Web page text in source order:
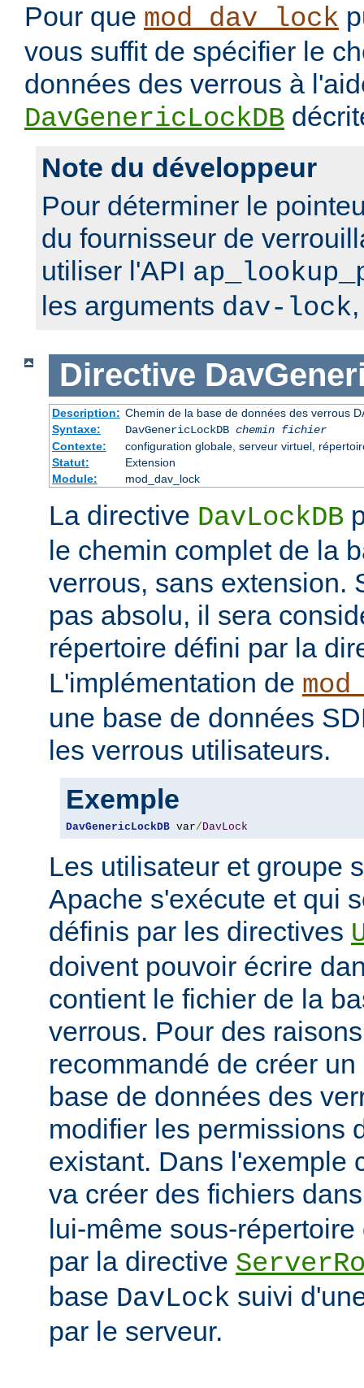
Pour que mod_dav_lock
vous suffit de spécifier le
données des verrous à
DavGenericLockDB
Note du développeur
Pour déterminer le
du fournisseur de
utiliser l'API
les arguments dav-lock
Directive
Description: Chemin de la base de données des verrous
Syntaxe:
DavGenericLockDB chemin fichier
Contexte:
configuration globale, serveur virtuel,
Statut:
Extension
Module:
mod_dav_lock
La directive DavLockDB
le chemin complet de la
verrous, sans extension.
pas absolu, il sera
répertoire défini par la
L'implémentation de
une base de données
les verrous utilisateurs.
Exemple
DavGenericLockDB var/ DavLock
Les utilisateur et groupe
Apache s'exécute et qui
définis par les directives
doivent pouvoir écrire
contient le fichier de la
verrous. Pour des
recommandé de créer
base de données des
modifier les permissions
existant. Dans l'exemple
va créer des fichiers
lui-même sous-
par la directive
base DavLock suivi
par le serveur.